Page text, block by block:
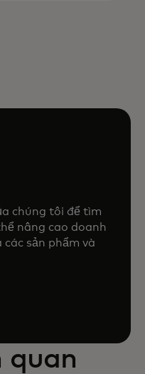
chúng tôi để tìm
nâng cao doanh
sản phẩm và
quan